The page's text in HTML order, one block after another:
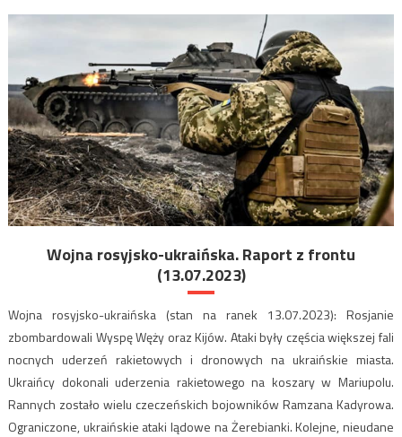
Wojna rosyjsko-ukraińska. Raport z frontu
(13.07.2023)
Wojna rosyjsko-ukraińska (stan na ranek 13.07.2023): Rosjanie
zbombardowali Wyspę Węży oraz Kijów. Ataki były częścia większej fali
nocnych uderzeń rakietowych i dronowych na ukraińskie miasta.
Ukraińcy dokonali uderzenia rakietowego na koszary w Mariupolu.
Rannych zostało wielu czeczeńskich bojowników Ramzana Kadyrowa.
Ograniczone, ukraińskie ataki lądowe na Żerebianki. Kolejne, nieudane